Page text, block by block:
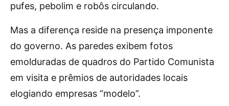
pufes, pebolim e robôs circulando.
Mas a diferença reside na presença imponente
do governo. As paredes exibem fotos
emolduradas de quadros do Partido Comunista
em visita e prêmios de autoridades locais
elogiando empresas “modelo”.